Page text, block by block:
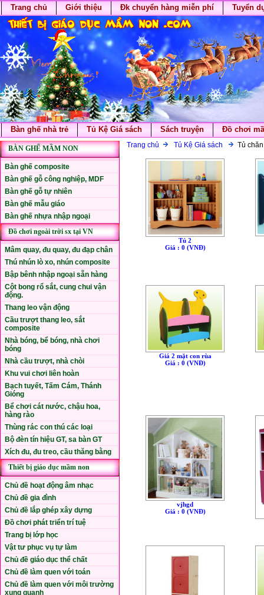
Trang chủ Giới thiệu Đk chuyển hàng miễn phí Tuyển
Bàn ghế nhà trẻ Tủ Kệ Giá sách Sách truyện Đồ chơi
BÀN GHẾ MẦM NON
Bàn ghế composite
Bàn ghế gỗ công nghiệp, MDF
Bàn ghế gỗ tự nhiên
Bàn ghế mẫu giáo
Bàn ghế nhựa nhập ngoại
Đồ chơi ngoài trời sx tại VN
Mâm quay, đu quay, đu đạp chân
Thú nhún lò xo, nhún composite
Bập bênh nhập ngoại sẵn hàng
Cột bong rổ sắt, cung chui vận
động.
Thang leo vận động
Cầu trượt thang leo, sắt
composite
Nhà bóng, bể bóng, nhà chơi
bóng
Nhà cầu trượt, nhà chòi
Khu vui chơi liên hoàn
Bạch tuyết, Tấm Cám, Thánh
Gióng
Bể chơi cát nước, chậu hoa,
hàng rào
Thùng rác con thú các loại
Bộ đèn tín hiệu GT, sa bàn GT
Xích đu, đu treo, cầu thăng bằng
Thiết bị giáo dục mầm non
Chủ đề hoạt động âm nhạc
Chủ đề gia đình
Chủ đề lắp ghép xây dựng
Đồ chơi phát triển trí tuệ
Trang bị lớp học
Vật tư phục vụ tự làm
Chủ đề giáo dục thể chất
Chủ đề làm quen với toán
Chủ đề làm quen với môi trường
xung quanh
Trang chủ Tủ Kệ Giá sách Tủ
Tủ 2
Giá : 0 (VNÐ)
Giá 2 mặt con rùa
Giá : 0 (VNÐ)
vjhgd
Giá : 0 (VNÐ)